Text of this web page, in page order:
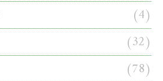
(4)
(32)
(78)